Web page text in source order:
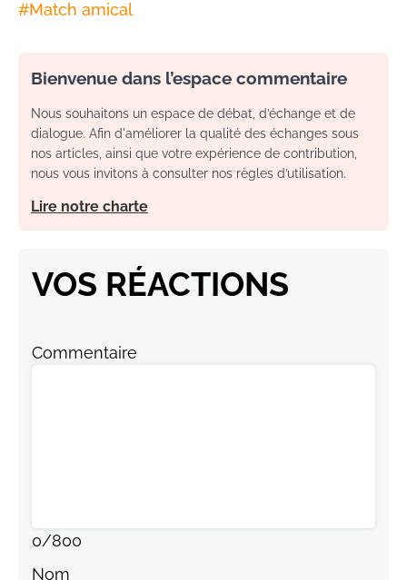
#Match amical
Bienvenue dans l’espace commentaire
Nous souhaitons un espace de débat, d’échange et de
dialogue. Afin d'améliorer la qualité des échanges sous
nos articles, ainsi que votre expérience de contribution,
nous vous invitons à consulter nos règles d’utilisation.
Lire notre charte
VOS RÉACTIONS
Commentaire
0/800
Nom